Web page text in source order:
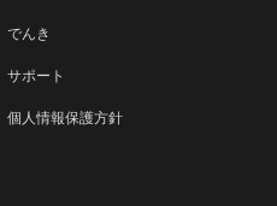
でんき
サポート
個人情報保護方針